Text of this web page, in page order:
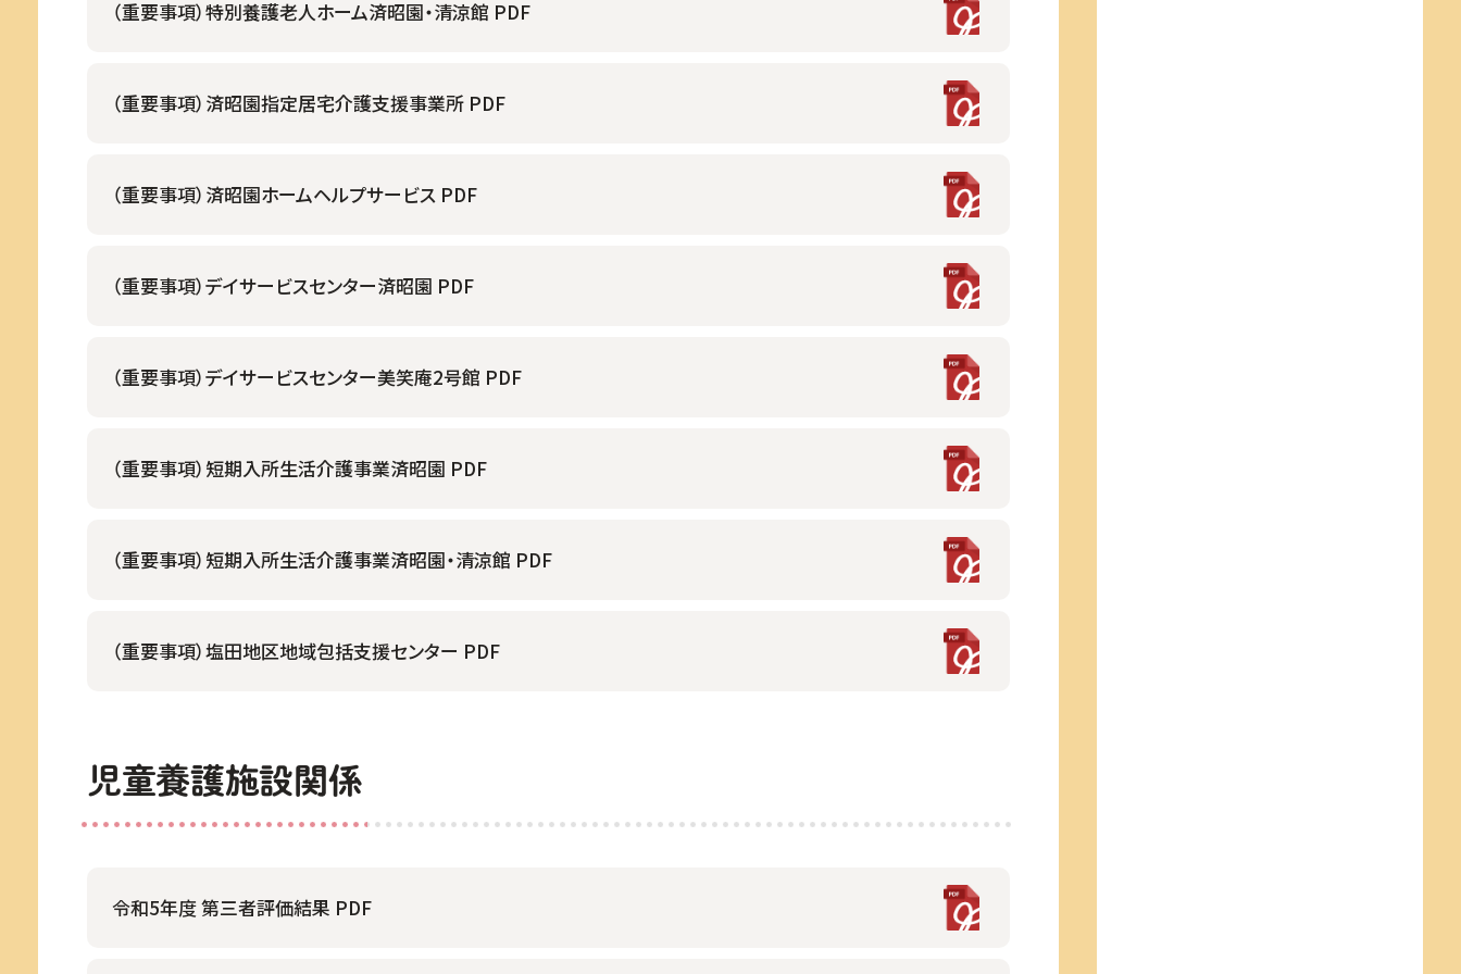
（重要事項）特別養護老人ホーム済昭園・清涼館 PDF
（重要事項）済昭園指定居宅介護支援事業所 PDF
（重要事項）済昭園ホームヘルプサービス PDF
（重要事項）デイサービスセンター済昭園 PDF
（重要事項）デイサービスセンター美笑庵2号館 PDF
（重要事項）短期入所生活介護事業済昭園 PDF
（重要事項）短期入所生活介護事業済昭園・清涼館 PDF
（重要事項）塩田地区地域包括支援センター PDF
児童養護施設関係
令和5年度 第三者評価結果 PDF